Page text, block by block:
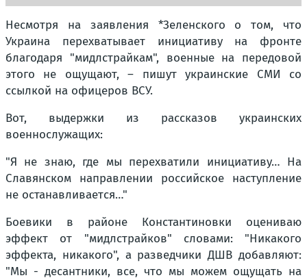
Несмотря на заявления *Зеленского о том, что
Украина перехватывает инициативу на фронте
благодаря "мидлстрайкам", военные на передовой
этого не ощущают, – пишут украинские СМИ со
ссылкой на офицеров ВСУ.
Вот, выдержки из рассказов украинских
военнослужащих:
"Я не знаю, где мы перехватили инициативу… На
Славянском направлении российское наступление
не останавливается…"
Боевики в районе Константиновки оцениваю
эффект от "мидлстрайков" словами: "Никакого
эффекта, никакого", а разведчики ДШВ добавляют:
"Мы - десантники, все, что мы можем ощущать на